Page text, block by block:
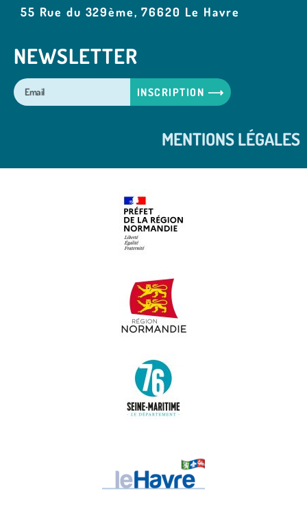
55 Rue du 329ème, 76620 Le Havre
NEWSLETTER
INSCRIPTION ⟶
MENTIONS LÉGALES